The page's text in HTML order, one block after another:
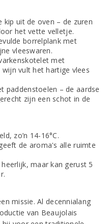
kip uit de oven – de zuren
het vette velletje.
borrelplank met
vleeswaren.
met
vult het hartige vlees
paddenstoelen – de aardse
zijn een schot in de
zo’n 14-16°C.
de aroma's alle ruimte
heerlijk, maar kan gerust 5
missie. Al decennialang
van Beaujolais